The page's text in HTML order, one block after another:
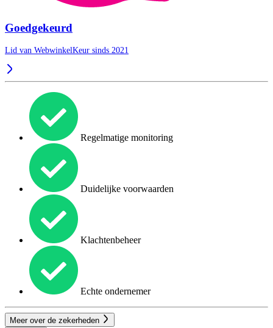
Goedgekeurd
Lid van WebwinkelKeur sinds 2021
Regelmatige monitoring
Duidelijke voorwaarden
Klachtenbeheer
Echte ondernemer
Meer over de zekerheden